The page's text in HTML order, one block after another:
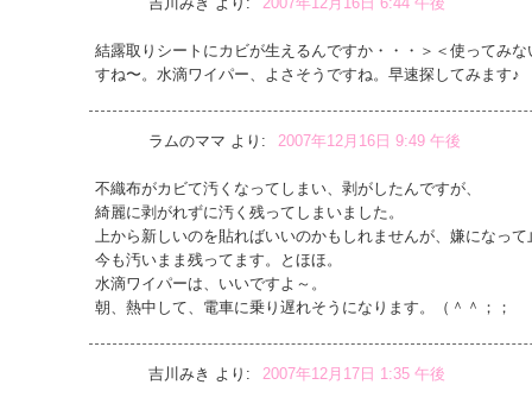
結露取りシートにカビが生えるんですか・・・＞＜使ってみ
すね〜。水滴ワイパー、よさそうですね。早速探してみます♪
ラムのママ より: 2007年12月16日 9:49 午後
不織布がカビて汚くなってしまい、剥がしたんですが、
綺麗に剥がれずに汚く残ってしまいました。
上から新しいのを貼ればいいのかもしれませんが、嫌になって
今も汚いまま残ってます。とほほ。
水滴ワイパーは、いいですよ～。
朝、熱中して、電車に乗り遅れそうになります。（＾＾；；
吉川みき より: 2007年12月17日 1:35 午後